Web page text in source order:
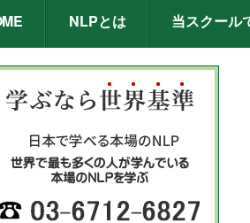
NLPとは 当スクール